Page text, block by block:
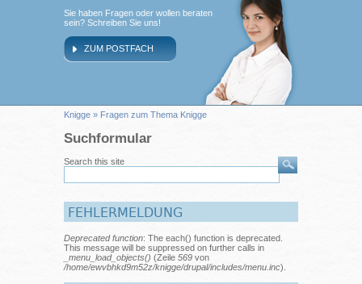
Sie haben Fragen oder wollen beraten
sein? Schreiben Sie uns!
ZUM POSTFACH
Knigge » Fragen zum Thema Knigge
Suchformular
Search this site
FEHLERMELDUNG
Deprecated function: The each() function is deprecated.
This message will be suppressed on further calls in
_menu_load_objects() (Zeile 569 von
/home/ewvbhkd9m52z/knigge/drupal/includes/menu.inc).